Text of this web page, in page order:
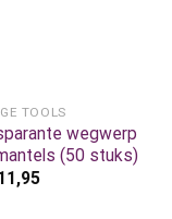
TOOLS
wegwerp
(50 stuks)